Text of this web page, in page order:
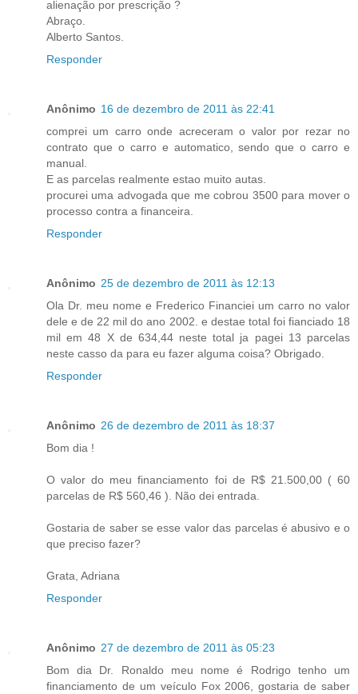
alienação por prescrição ?
Abraço.
Alberto Santos.
Responder
Anônimo 16 de dezembro de 2011 às 22:41
comprei um carro onde acreceram o valor por rezar no
contrato que o carro e automatico, sendo que o carro e
manual.
E as parcelas realmente estao muito autas.
procurei uma advogada que me cobrou 3500 para mover o
processo contra a financeira.
Responder
Anônimo 25 de dezembro de 2011 às 12:13
Ola Dr. meu nome e Frederico Financiei um carro no valor
dele e de 22 mil do ano 2002. e destae total foi fianciado 18
mil em 48 X de 634,44 neste total ja pagei 13 parcelas
neste casso da para eu fazer alguma coisa? Obrigado.
Responder
Anônimo 26 de dezembro de 2011 às 18:37
Bom dia !
O valor do meu financiamento foi de R$ 21.500,00 ( 60
parcelas de R$ 560,46 ). Não dei entrada.
Gostaria de saber se esse valor das parcelas é abusivo e o
que preciso fazer?
Grata, Adriana
Responder
Anônimo 27 de dezembro de 2011 às 05:23
Bom dia Dr. Ronaldo meu nome é Rodrigo tenho um
financiamento de um veículo Fox 2006, gostaria de saber